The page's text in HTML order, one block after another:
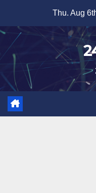
content
Thu. Aug